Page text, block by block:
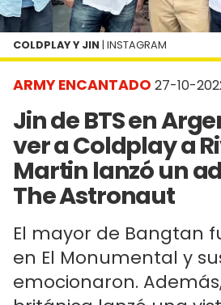
ARMY ENCANTADO 27-10-
Jin de BTS en
ver a Coldplay a
Martin lanzó un
The Astronaut
El mayor de Bangtan
en El Monumental y
emocionaron.
COLDPLAY Y JIN | INSTAGRAM